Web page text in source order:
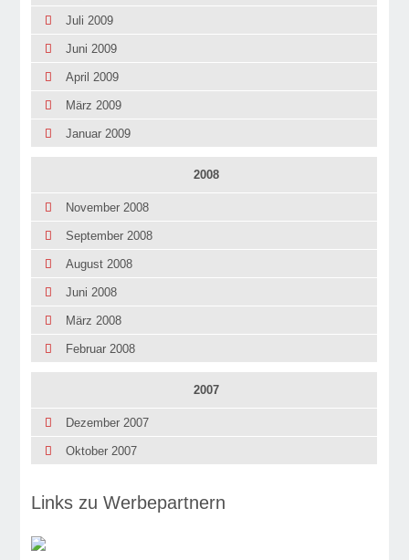
Juli 2009
Juni 2009
April 2009
März 2009
Januar 2009
2008
November 2008
September 2008
August 2008
Juni 2008
März 2008
Februar 2008
2007
Dezember 2007
Oktober 2007
Links zu Werbepartnern